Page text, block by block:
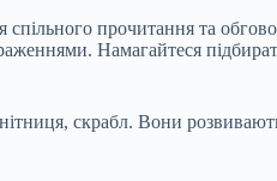
спільного прочитання та
Намагайтеся
скрабл. Вони